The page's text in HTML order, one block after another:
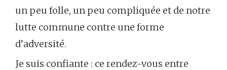
un peu folle, un peu compliquée et de notre
lutte commune contre une forme
d’adversité.
Je suis confiante : ce rendez-vous entre